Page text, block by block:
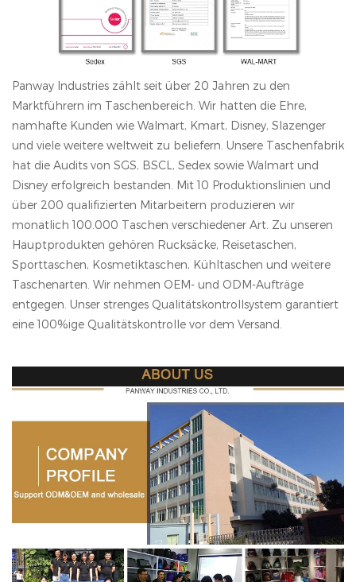
Panway Industries zählt seit über 20 Jahren zu den
Marktführern im Taschenbereich. Wir hatten die Ehre,
namhafte Kunden wie Walmart, Kmart, Disney, Slazenger
und viele weitere weltweit zu beliefern. Unsere Taschenfabrik
hat die Audits von SGS, BSCL, Sedex sowie Walmart und
Disney erfolgreich bestanden. Mit 10 Produktionslinien und
über 200 qualifizierten Mitarbeitern produzieren wir
monatlich 100.000 Taschen verschiedener Art. Zu unseren
Hauptprodukten gehören Rucksäcke, Reisetaschen,
Sporttaschen, Kosmetiktaschen, Kühltaschen und weitere
Taschenarten. Wir nehmen OEM- und ODM-Aufträge
entgegen. Unser strenges Qualitätskontrollsystem garantiert
eine 100%ige Qualitätskontrolle vor dem Versand.